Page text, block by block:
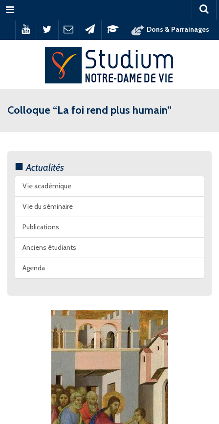
Menu
Dons & Parrainages
Colloque “La foi rend plus humain”
Actualités
Vie académique
Vie du séminaire
Publications
Anciens étudiants
Agenda